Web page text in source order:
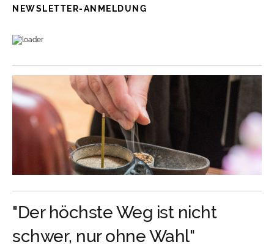
NEWSLETTER-ANMELDUNG
"Der höchste Weg ist nicht
schwer, nur ohne Wahl"